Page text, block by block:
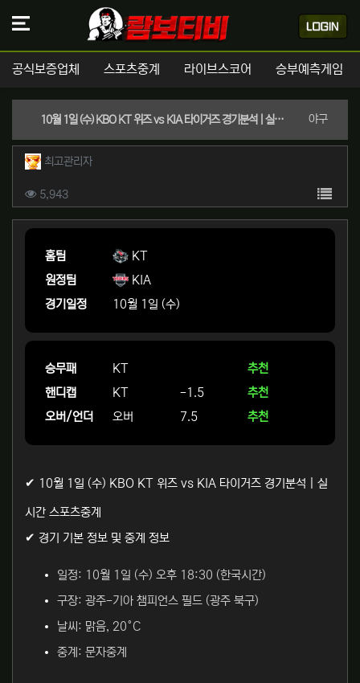
공식보증업체 스포츠중계 라이브스코어 승부예측게임
10월 1일 (수) KBO KT 위즈 vs KIA 타이거즈 경기분석 | 실시간 스포츠중계 야구분류
작성자 정보
최고관리자작성
컨텐츠 정보
5,943조회 목록
본문
홈팀
KT
원정팀
KIA
경기일정
10월 1일 (수)
승무패 KT
추천
핸디캡
KT -1.5
추천
오버/언더
오버 7.5 추천
✔ 10월 1일 (수) KBO KT 위즈 vs KIA 타이거즈 경기분석 | 실
시간 스포츠중계
✔ 경기 기본 정보 및 중계 정보
일정: 10월 1일 (수) 오후 18:30 (한국시간)
구장: 광주-기아 챔피언스 필드 (광주 북구)
날씨: 맑음, 20°C
중계: 문자중계